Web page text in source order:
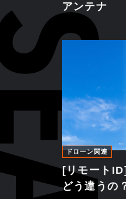
アンテナ
ドローン関連
[リモート
どう違うの